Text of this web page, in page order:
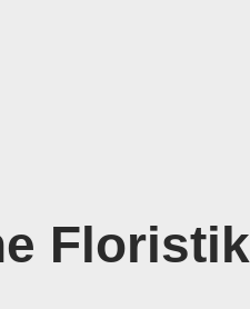
Floristik